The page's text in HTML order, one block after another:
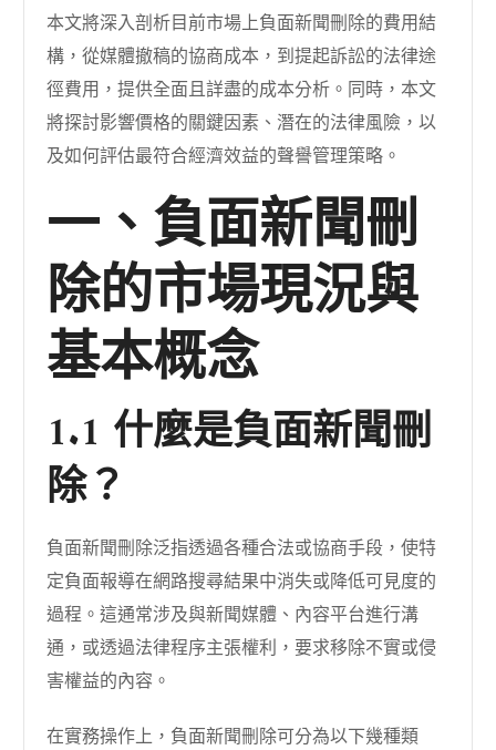
本文將深入剖析目前市場上負面新聞刪除的費用結
構，從媒體撤稿的協商成本，到提起訴訟的法律途
徑費用，提供全面且詳盡的成本分析。同時，本文
將探討影響價格的關鍵因素、潛在的法律風險，以
及如何評估最符合經濟效益的聲譽管理策略。
一、負面新聞刪
除的市場現況與
基本概念
1.1 什麼是負面新聞刪
除？
負面新聞刪除泛指透過各種合法或協商手段，使特
定負面報導在網路搜尋結果中消失或降低可見度的
過程。這通常涉及與新聞媒體、內容平台進行溝
通，或透過法律程序主張權利，要求移除不實或侵
害權益的內容。
在實務操作上，負面新聞刪除可分為以下幾種類